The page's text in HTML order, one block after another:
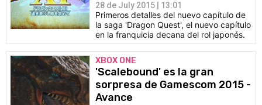
28 de July 2015 | 13:01
Primeros detalles del nuevo capítulo de
la saga 'Dragon Quest', el nuevo capítulo
en la franquicia decana del rol japonés.
XBOX ONE
'Scalebound' es la gran
sorpresa de Gamescom 2015 -
Avance